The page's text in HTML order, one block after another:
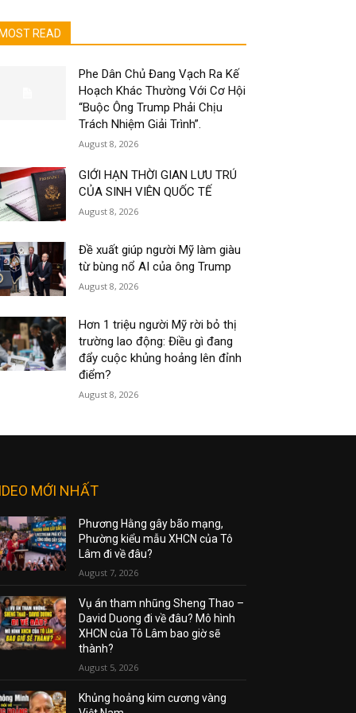
MOST READ
Phe Dân Chủ Đang Vạch Ra Kế
Hoạch Khác Thường Với Cơ Hội
“Buộc Ông Trump Phải Chịu
Trách Nhiệm Giải Trình”.
August 8, 2026
GIỚI HẠN THỜI GIAN LƯU TRÚ
CỦA SINH VIÊN QUỐC TẾ
August 8, 2026
Đề xuất giúp người Mỹ làm giàu
từ bùng nổ AI của ông Trump
August 8, 2026
Hơn 1 triệu người Mỹ rời bỏ thị
trường lao động: Điều gì đang
đẩy cuộc khủng hoảng lên đỉnh
điểm?
August 8, 2026
MỚI NHẤT
Phương Hằng gây bão mạng,
Phường kiểu mẫu XHCN của Tô
Lâm đi về đâu?
August 7, 2026
Vụ án tham nhũng Sheng Thao –
David Duong đi về đâu? Mô hình
XHCN của Tô Lâm bao giờ sẽ
thành?
August 5, 2026
Khủng hoảng kim cương vàng